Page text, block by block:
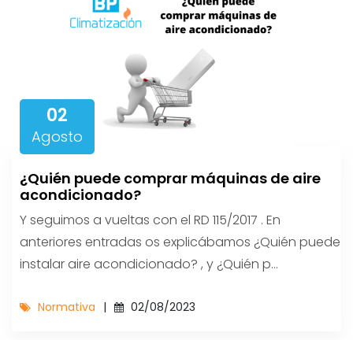
02
Agosto
¿Quién puede comprar máquinas de aire
acondicionado?
Y seguimos a vueltas con el RD 115/2017 . En
anteriores entradas os explicábamos ¿Quién puede
instalar aire acondicionado? , y ¿Quién p...
Normativa 02/08/2023